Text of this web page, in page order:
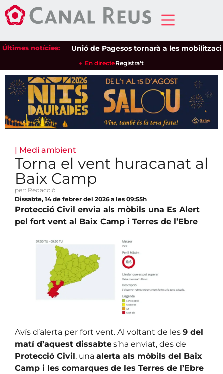
Últimes notícies:Unió de Pagesos tornarà a les
En directeRegistra't
| Medi ambient
Torna el vent huracanat al
Baix Camp
per: Redacció
Dissabte, 14 de febrer del 2026 a les 09:55h
Protecció Civil envia als mòbils una Es Alert
pel fort vent al Baix Camp i Terres de l’Ebre
Avís d’alerta per fort vent. Al voltant de les 9 del
matí d’aquest dissabte s’ha enviat, des de
Protecció Civil, una alerta als mòbils del Baix
Camp i les comarques de les Terres de l’Ebre